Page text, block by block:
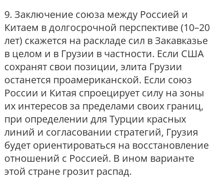
9. Заключение союза между Россией и
Китаем в долгосрочной перспективе (10–20
лет) скажется на раскладе сил в Закавказье
в целом и в Грузии в частности. Если США
сохранят свои позиции, элита Грузии
останется проамериканской. Если союз
России и Китая спроецирует силу на зоны
их интересов за пределами своих границ,
при определении для Турции красных
линий и согласовании стратегий, Грузия
будет ориентироваться на восстановление
отношений с Россией. В ином варианте
этой стране грозит распад.